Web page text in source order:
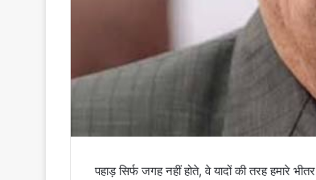
पहाड़ सिर्फ जगह नहीं होते, वे यादों की तरह हमारे